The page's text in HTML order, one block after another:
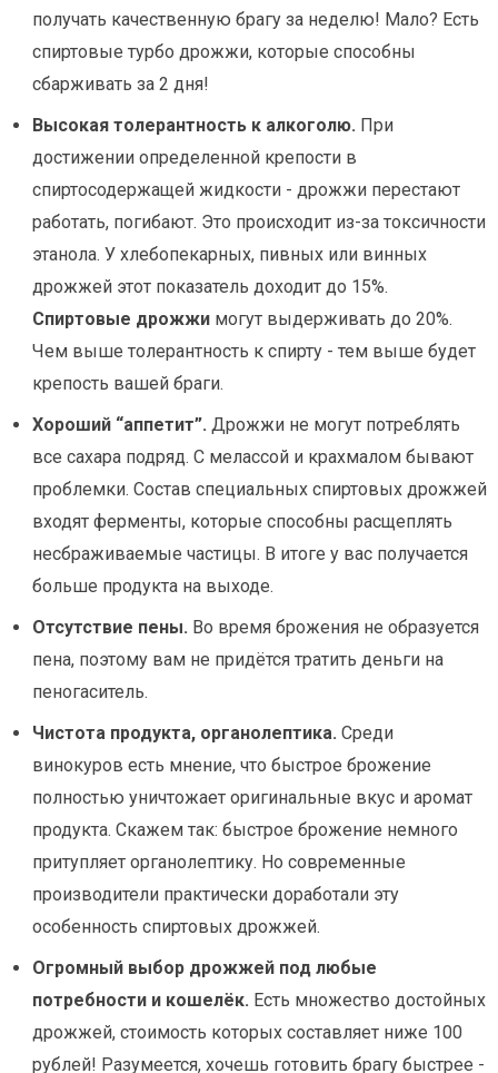
получать качественную брагу за неделю! Мало? Есть
спиртовые турбо дрожжи, которые способны
сбарживать за 2 дня!
Высокая толерантность к алкоголю. При
достижении определенной крепости в
спиртосодержащей жидкости - дрожжи перестают
работать, погибают. Это происходит из-за токсичности
этанола. У хлебопекарных, пивных или винных
дрожжей этот показатель доходит до 15%.
Спиртовые дрожжи могут выдерживать до 20%.
Чем выше толерантность к спирту - тем выше будет
крепость вашей браги.
Хороший “аппетит”. Дрожжи не могут потреблять
все сахара подряд. С мелассой и крахмалом бывают
проблемки. Состав специальных спиртовых дрожжей
входят ферменты, которые способны расщеплять
несбраживаемые частицы. В итоге у вас получается
больше продукта на выходе.
Отсутствие пены. Во время брожения не образуется
пена, поэтому вам не придётся тратить деньги на
пеногаситель.
Чистота продукта, органолептика. Среди
винокуров есть мнение, что быстрое брожение
полностью уничтожает оригинальные вкус и аромат
продукта. Скажем так: быстрое брожение немного
притупляет органолептику. Но современные
производители практически доработали эту
особенность спиртовых дрожжей.
Огромный выбор дрожжей под любые
потребности и кошелёк. Есть множество достойных
дрожжей, стоимость которых составляет ниже 100
рублей! Разумеется, хочешь готовить брагу быстрее -